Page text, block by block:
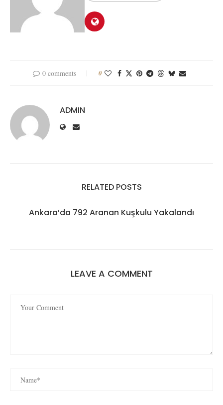
0 comments 0
ADMIN
RELATED POSTS
Ankara’da 792 Aranan Kuşkulu Yakalandı
LEAVE A COMMENT